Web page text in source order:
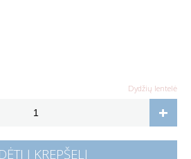
Dydžių lentelė
+
DĖTI Į KREPŠELĮ